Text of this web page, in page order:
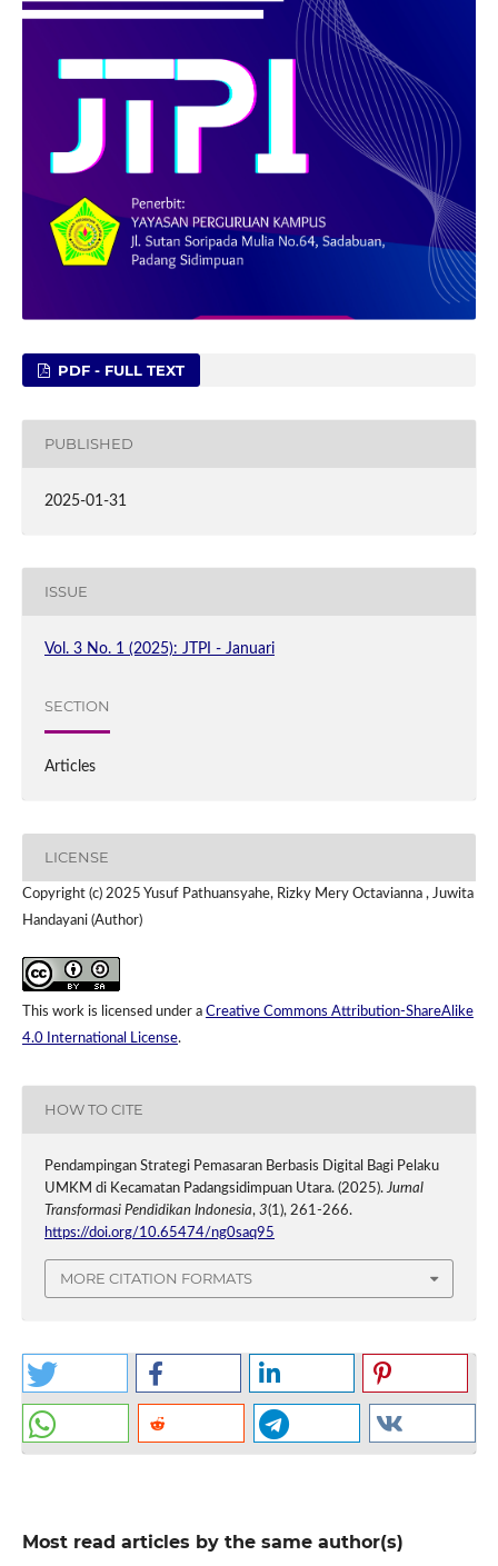
PDF - FULL TEXT
PUBLISHED
2025-01-31
ISSUE
Vol. 3 No. 1 (2025): JTPI - Januari
SECTION
Articles
LICENSE
Copyright (c) 2025 Yusuf Pathuansyahe, Rizky Mery Octavianna , Juwita
Handayani (Author)
This work is licensed under a Creative Commons Attribution-ShareAlike
4.0 International License.
HOW TO CITE
Pendampingan Strategi Pemasaran Berbasis Digital Bagi Pelaku
UMKM di Kecamatan Padangsidimpuan Utara. (2025).Jurnal
Transformasi Pendidikan Indonesia, 3(1), 261-266.
https://doi.org/10.65474/ng0saq95
MORE CITATION FORMATS
Most read articles by the same author(s)